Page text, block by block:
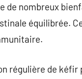
de nombreux
équilibrée.
régulière de